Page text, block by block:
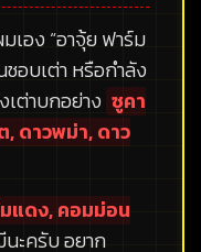
เอง “อาจุ้ย ฟาร์ม
อบเต่า หรือกำลัง
เต่าบกอย่าง ซูคา
, ดาวพม่า, ดาว
แดง, คอมม่อน
ะครับ อยาก